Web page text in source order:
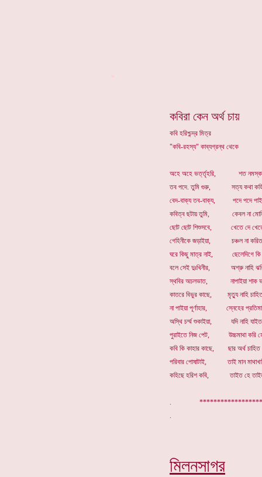
কবিরা কেন অর্থ চায়
কবি হরিশ্চন্দ্র মিত্র
"কবি-রহস্য" কাব্যগ্রন্থ থেকে
অহে অহে ভর্ত্তৃহরি, শত
তব পদে. তুমি গুরু, সত্য কথা
বেদ-বাক্য তব-বাক্য, পদে পদে পাই
কবিত্ব ছটায় তুমি, কেবল না
ছোট ছোট শিশুসবে, খেতে দে খেতে
গেহিনীকে জড়াইয়া, চঞ্চল না
ঘরে কিছু মাত্র নাই, ছেলেদিগে কি
বলে সেই দুঃখিনীর, অশ্রু নাহি
স্থবির অচলভাত, নাপাইয়া শাক
কাতরে বিভুর কাছে, মৃত্যু নাহি
না পাইয়া পূর্ণাহার, স্নেহের প্রতিমা
অস্থি চর্ম্ম শুকাইয়া, যদি নাহি
পুরাইতে নিজ পেট, উচ্চমাথা করি
কবি কি কাহার কাছে, ছার অর্থ চাহিত
পরিবার পোষাটাই, তাই মান
কহিছে হরিশ কবি, তাইত হে
.
মিলনসাগর